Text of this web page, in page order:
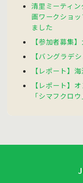
清里ミーティ
画ワークショ
ました
【参加者募集
【バングラデ
【レポート】
【レポート】
「シマフクロウ